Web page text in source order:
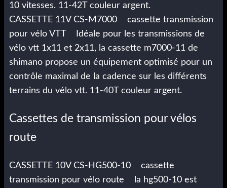
10 vitesses. 11-42T couleur argent.
CASSETTE 11V CS-M7000 cassette transmission
pour vélo VTT Idéale pour les transmissions de
vélo vtt 1x11 et 2x11, la cassette m7000-11 de
shimano propose un équipement optimisé pour un
contrôle maximal de la cadence sur les différents
terrains du vélo vtt. 11-40T couleur argent.
Cassettes de transmission pour vélos
route
CASSETTE 10V CS-HG500-10 cassette
transmission pour vélo route la hg500-10 est